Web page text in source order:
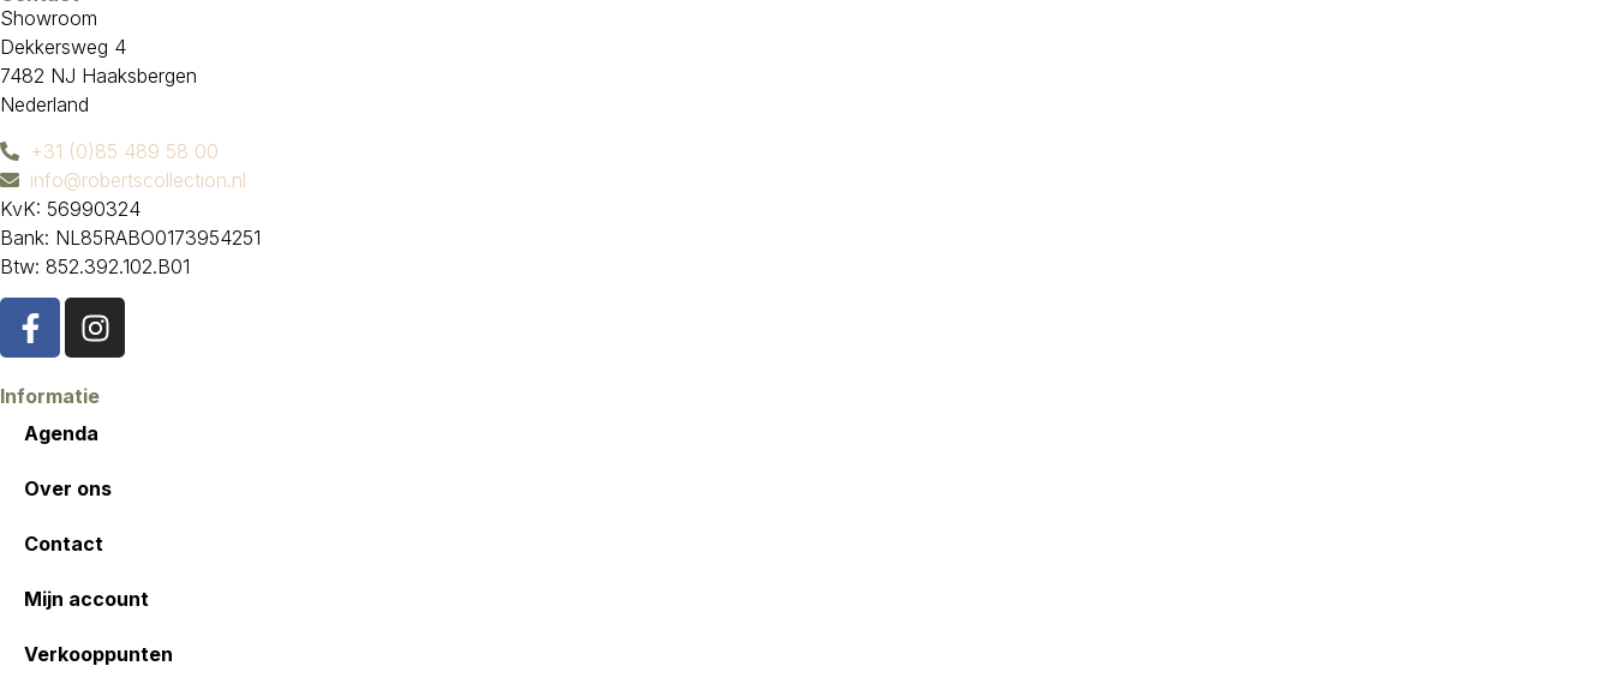
Showroom
Dekkersweg 4
7482 NJ Haaksbergen
Nederland
+31 (0)85 489 58 00
info@robertscollection.nl
KvK: 56990324
Bank: NL85RABO0173954251
Btw: 852.392.102.B01
Informatie
Agenda
Over ons
Contact
Mijn account
Verkooppunten